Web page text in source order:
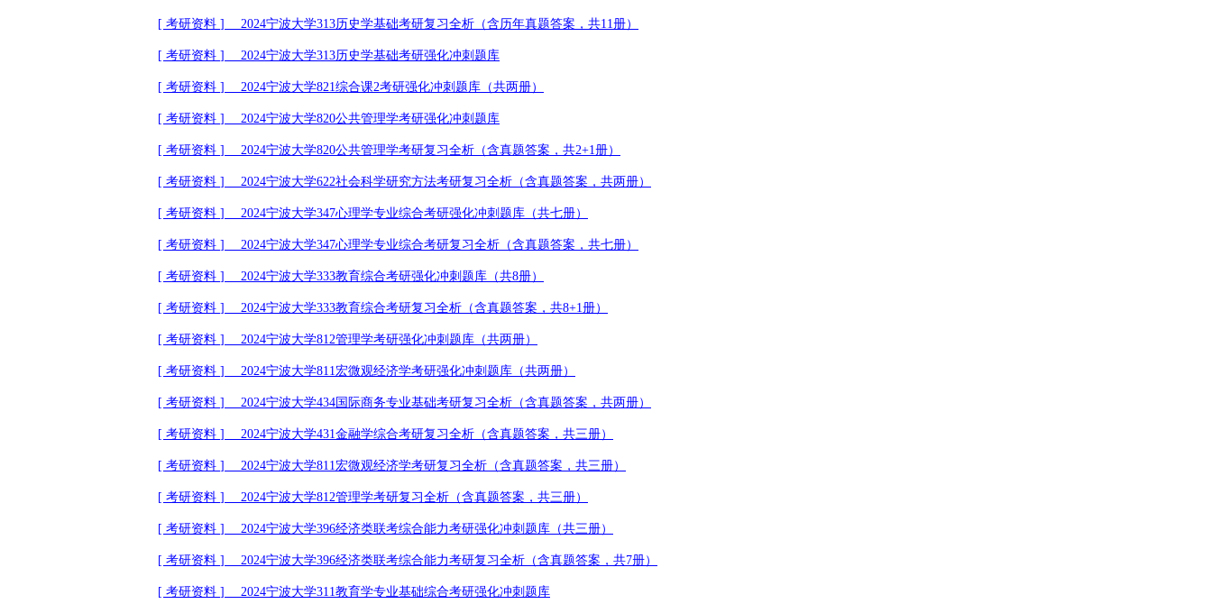
[ 考研资料 ] 2024宁波大学313历史学基础考研复习全析（含历年真题答案，共11册）
[ 考研资料 ] 2024宁波大学313历史学基础考研强化冲刺题库
[ 考研资料 ] 2024宁波大学821综合课2考研强化冲刺题库（共两册）
[ 考研资料 ] 2024宁波大学820公共管理学考研强化冲刺题库
[ 考研资料 ] 2024宁波大学820公共管理学考研复习全析（含真题答案，共2+1册）
[ 考研资料 ] 2024宁波大学622社会科学研究方法考研复习全析（含真题答案，共两册）
[ 考研资料 ] 2024宁波大学347心理学专业综合考研强化冲刺题库（共七册）
[ 考研资料 ] 2024宁波大学347心理学专业综合考研复习全析（含真题答案，共七册）
[ 考研资料 ] 2024宁波大学333教育综合考研强化冲刺题库（共8册）
[ 考研资料 ] 2024宁波大学333教育综合考研复习全析（含真题答案，共8+1册）
[ 考研资料 ] 2024宁波大学812管理学考研强化冲刺题库（共两册）
[ 考研资料 ] 2024宁波大学811宏微观经济学考研强化冲刺题库（共两册）
[ 考研资料 ] 2024宁波大学434国际商务专业基础考研复习全析（含真题答案，共两册）
[ 考研资料 ] 2024宁波大学431金融学综合考研复习全析（含真题答案，共三册）
[ 考研资料 ] 2024宁波大学811宏微观经济学考研复习全析（含真题答案，共三册）
[ 考研资料 ] 2024宁波大学812管理学考研复习全析（含真题答案，共三册）
[ 考研资料 ] 2024宁波大学396经济类联考综合能力考研强化冲刺题库（共三册）
[ 考研资料 ] 2024宁波大学396经济类联考综合能力考研复习全析（含真题答案，共7册）
[ 考研资料 ] 2024宁波大学311教育学专业基础综合考研强化冲刺题库